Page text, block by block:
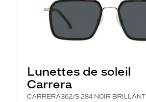
Lunettes de soleil
Carrera
CARRERA362/S 284 NOIR BRILLANT